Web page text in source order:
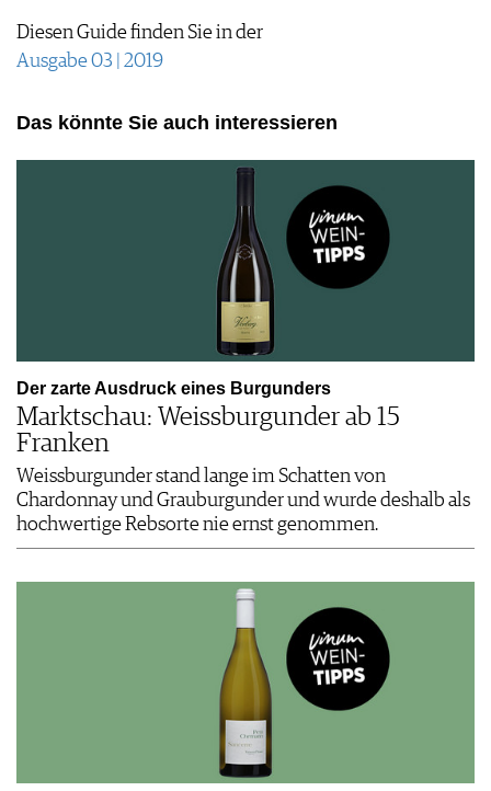
FAQ
Diesen Guide finden Sie in der
Ausgabe 03 | 2019
Das könnte Sie auch interessieren
Der zarte Ausdruck eines Burgunders
Marktschau: Weissburgunder ab 15
Franken
Weissburgunder stand lange im Schatten von
Chardonnay und Grauburgunder und wurde deshalb als
hochwertige Rebsorte nie ernst genommen.